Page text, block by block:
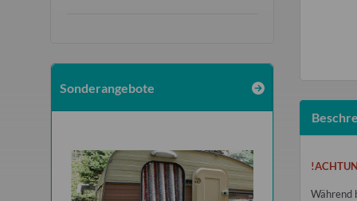
Während
Sonderangebote